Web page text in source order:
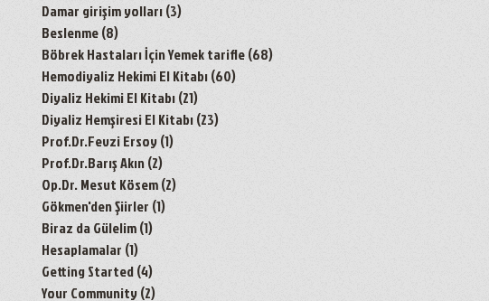
Damar girişim yolları(3)
Beslenme(8)
Böbrek Hastaları İçin Yemek tarifle(68)
Hemodiyaliz Hekimi El Kitabı(60)
Diyaliz Hekimi El Kitabı(21)
Diyaliz Hemşiresi El Kitabı(23)
Prof.Dr.Fevzi Ersoy(1)
Prof.Dr.Barış Akın(2)
Op.Dr. Mesut Kösem(2)
Gökmen'den Şiirler (1)
Biraz da Gülelim(1)
Hesaplamalar (1)
Getting Started(4)
Your Community(2)